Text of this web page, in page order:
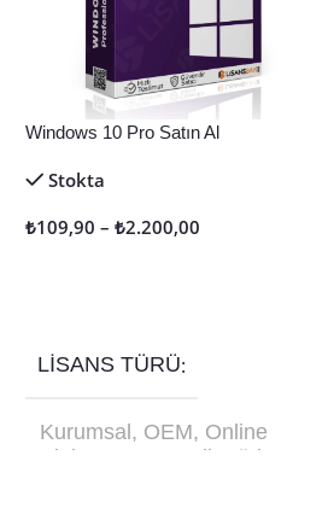
Windows 10 Pro Satın Al
Stokta
₺109,90 – ₺2.200,00
LISANS TÜRÜ
Kurumsal , OEM, Online
Aktivasyon
Retail
Türkçe